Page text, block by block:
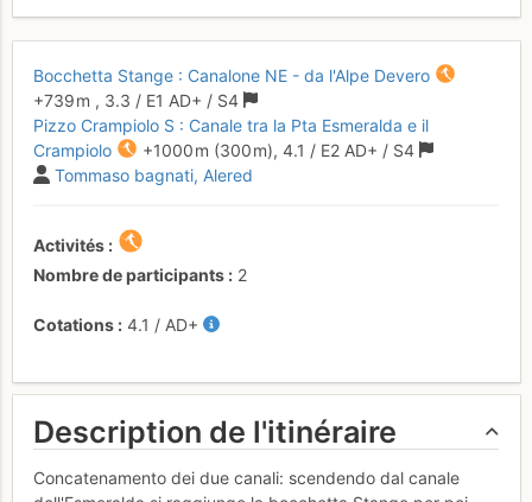
Bocchetta Stange : Canalone NE - da l'Alpe Devero
+739 m , 3.3 / E1 AD+ / S4
Pizzo Crampiolo S : Canale tra la Pta Esmeralda e il
Crampiolo
+1000 m (300 m), 4.1 / E2 AD+ / S4
Tommaso bagnati Alered
Activités
Nombre de participants
2
Cotations 4.1 / AD+
Description de l'itinéraire
Concatenamento dei due canali: scendendo dal canale